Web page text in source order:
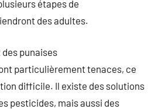
étapes de
des adultes.
punaises
particulièrement tenaces, ce
difficile. Il existe des solutions
pesticides, mais aussi des